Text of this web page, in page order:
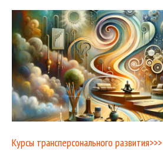
Курсы трансперсонального развития>>>